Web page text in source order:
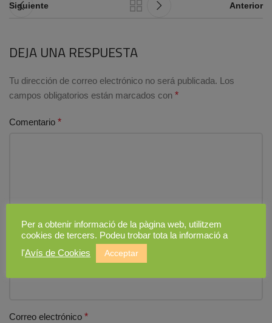
Siguiente Anterior
DEJA UNA RESPUESTA
Tu dirección de correo electrónico no será publicada. Los
campos obligatorios están marcados con *
Comentario *
Correo electrónico *
Per a obtenir informació de la pàgina web, utilitzem
cookies de tercers. Podeu trobar tota la informació a
l'Avís de Cookies Acceptar